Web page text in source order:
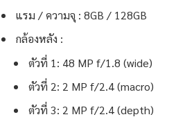
แรม / ความจุ : 8GB / 128GB
กล้องหลัง :
ตัวที่ 1: 48 MP f/1.8 (wide)
ตัวที่ 2: 2 MP f/2.4 (macro)
ตัวที่ 3: 2 MP f/2.4 (depth)